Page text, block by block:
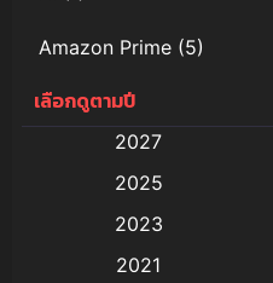
Amazon Prime (5)
Anal (ประตูหลัง)
Animation การ์ตูน
Animation อนิเมะ
เลือกดูตามปี
2027
2025
2023
2021